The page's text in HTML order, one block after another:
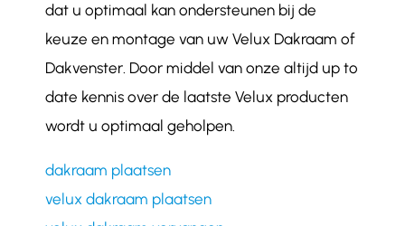
dat u optimaal kan ondersteunen bij de
keuze en montage van uw Velux Dakraam of
Dakvenster. Door middel van onze altijd up to
date kennis over de laatste Velux producten
wordt u optimaal geholpen.
dakraam plaatsen
velux dakraam plaatsen